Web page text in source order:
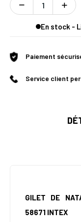
En stock -
Paiement
Service client
GILET DE
58671 INTEX